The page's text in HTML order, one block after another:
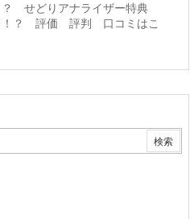
？ せどりアナライザー特典
！？ 評価 評判 口コミはこ